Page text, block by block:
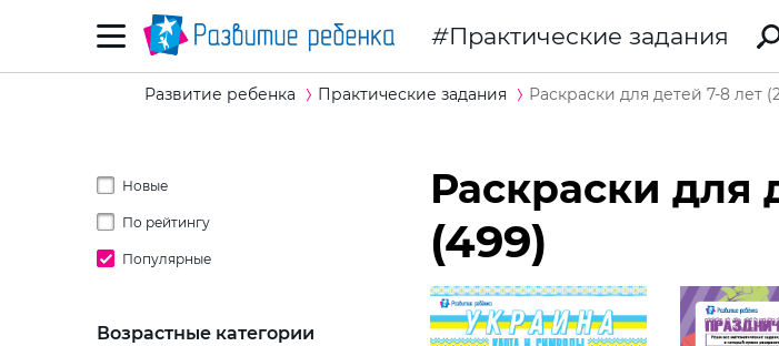
Практические задания
Развитие ребенка Практические задания Раскраски для детей 7-8 лет
Новые
По рейтингу
Популярные
Возрастные категории
Раскраски для
(499)